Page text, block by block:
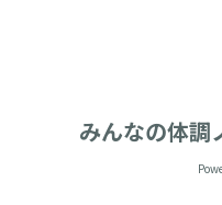
みんなの体調